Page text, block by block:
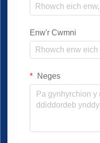
Enw'r Cwmni
Neges